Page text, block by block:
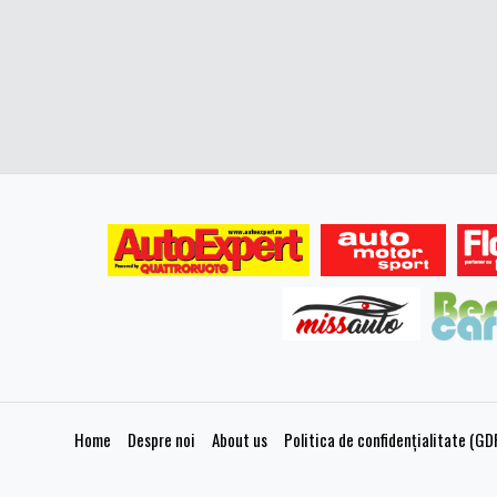
Home Despre noi About us Politica de confidențialitate